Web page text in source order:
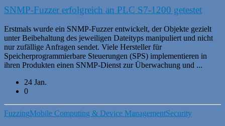
SNMP-Fuzzer erfolgreich an PLC S7-1200 getestet
Erstmals wurde ein SNMP-Fuzzer entwickelt, der Objekte gezielt
unter Beibehaltung des jeweiligen Dateityps manipuliert und nicht
nur zufällige Anfragen sendet. Viele Hersteller für
Speicherprogrammierbare Steuerungen (SPS) implementieren in
ihren Produkten einen SNMP-Dienst zur Überwachung und ...
24 Jan.
0
FuzzingMobile Computing & Device ManagementSecurity